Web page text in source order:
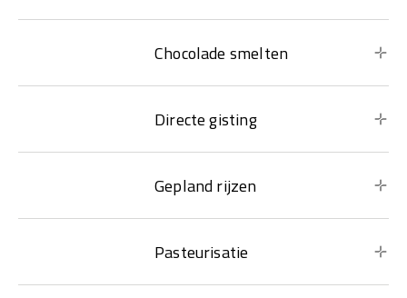
Chocolade smelten
Directe gisting
Gepland rijzen
Pasteurisatie